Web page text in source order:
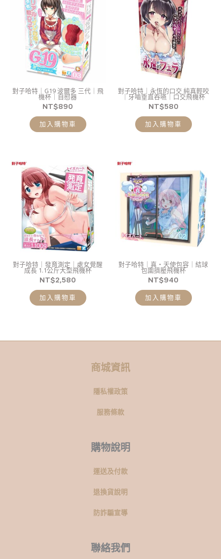
對子哈特｜G19 波爾多 三代｜飛
機杯｜自慰器
NT$890
加入購物車
對子哈特｜永恆的口交 純真輕咬
｜牙嚙垂直吞嚥｜口交飛機杯
NT$580
加入購物車
對子哈特｜發育測定｜處女覺醒
成長 1.1公斤大型飛機杯
NT$2,580
加入購物車
對子哈特｜真・天使包容｜結球
包圍擠壓飛機杯
NT$940
加入購物車
商城資訊
隱私權政策
服務條款
購物說明
運送及付款
退換貨說明
防詐騙宣導
聯絡我們